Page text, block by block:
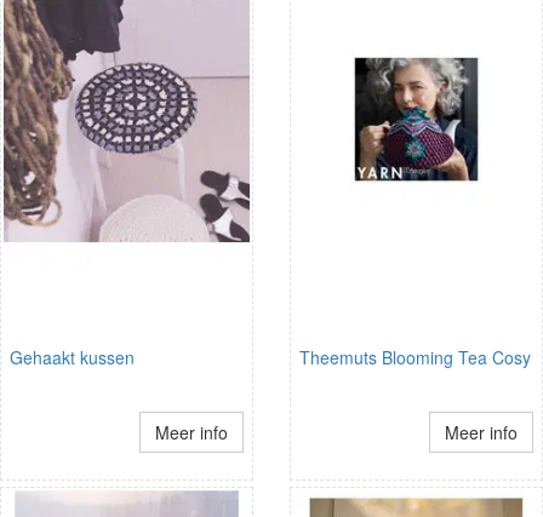
Gehaakt kussen
Meer info
Theemuts Blooming Tea Cosy
Meer info